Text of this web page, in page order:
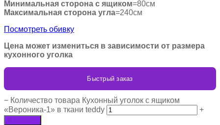
Минимальная сторона с ящиком=80см
Максимальная сторона угла=240см
Посмотреть обивку
Цена может измениться в зависимости от размера
кухонного уголка
Быстрый заказ
− Количество товара Кухонный уголок с ящиком
«Вероника-1» в ткани teddy
+
В корзину